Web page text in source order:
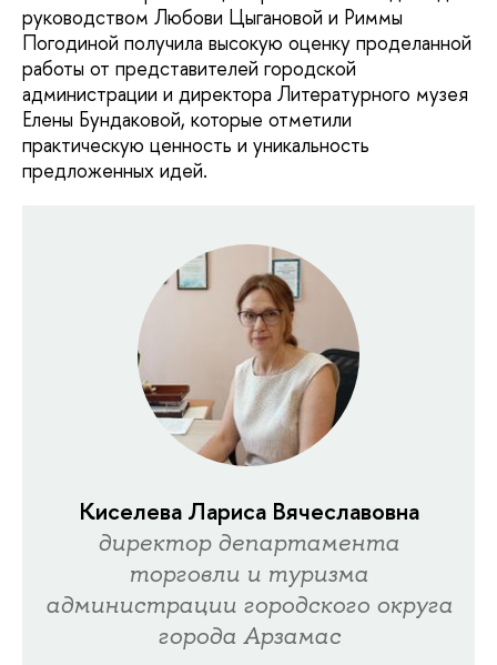
руководством Любови Цыгановой и Риммы
Погодиной получила высокую оценку проделанной
работы от представителей городской
администрации и директора Литературного музея
Елены Бундаковой, которые отметили
практическую ценность и уникальность
предложенных идей.
Киселева Лариса Вячеславовна
директор департамента
торговли и туризма
администрации городского округа
города Арзамас